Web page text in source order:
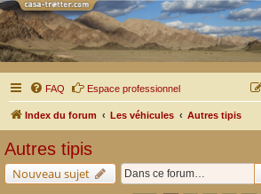
FAQ Espace professionnel
Index du forum Les véhicules Autres tipis
Autres tipis
Nouveau sujet